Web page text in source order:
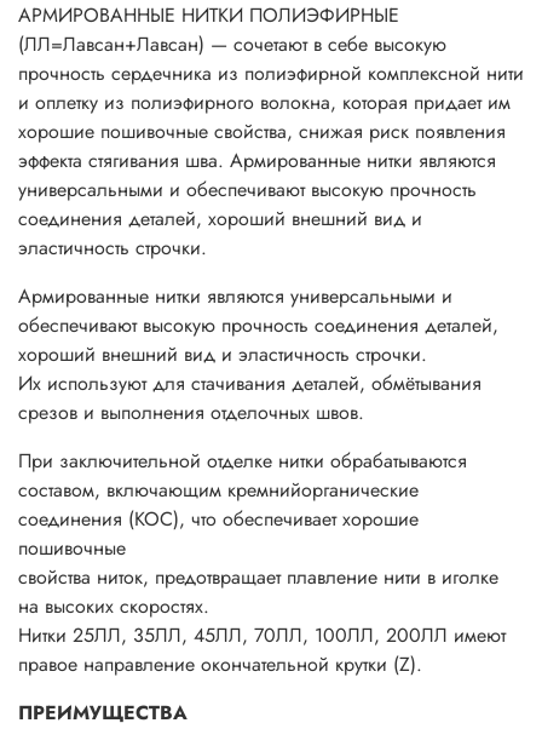
АРМИРОВАННЫЕ НИТКИ ПОЛИЭФИРНЫЕ
(ЛЛ=Лавсан+Лавсан) — сочетают в себе высокую
прочность сердечника из полиэфирной комплексной нити
и оплетку из полиэфирного волокна, которая придает им
хорошие пошивочные свойства, снижая риск появления
эффекта стягивания шва. Армированные нитки являются
универсальными и обеспечивают высокую прочность
соединения деталей, хороший внешний вид и
эластичность строчки.
Армированные нитки являются универсальными и
обеспечивают высокую прочность соединения деталей,
хороший внешний вид и эластичность строчки.
Их используют для стачивания деталей, обмётывания
срезов и выполнения отделочных швов.
При заключительной отделке нитки обрабатываются
составом, включающим кремнийорганические
соединения (КОС), что обеспечивает хорошие
пошивочные
свойства ниток, предотвращает плавление нити в иголке
на высоких скоростях.
Нитки 25ЛЛ, 35ЛЛ, 45ЛЛ, 70ЛЛ, 100ЛЛ, 200ЛЛ имеют
правое направление окончательной крутки (Z).
ПРЕИМУЩЕСТВА